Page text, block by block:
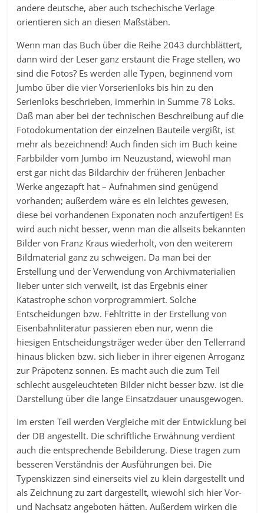
andere deutsche, aber auch tschechische Verlage
orientieren sich an diesen Maßstäben.
Wenn man das Buch über die Reihe 2043 durchblättert,
dann wird der Leser ganz erstaunt die Frage stellen, wo
sind die Fotos? Es werden alle Typen, beginnend vom
Jumbo über die vier Vorserienloks bis hin zu den
Serienloks beschrieben, immerhin in Summe 78 Loks.
Daß man aber bei der technischen Beschreibung auf die
Fotodokumentation der einzelnen Bauteile vergißt, ist
mehr als bezeichnend! Auch finden sich im Buch keine
Farbbilder vom Jumbo im Neuzustand, wiewohl man
erst gar nicht das Bildarchiv der früheren Jenbacher
Werke angezapft hat – Aufnahmen sind genügend
vorhanden; außerdem wäre es ein leichtes gewesen,
diese bei vorhandenen Exponaten noch anzufertigen! Es
wird auch nicht besser, wenn man die allseits bekannten
Bilder von Franz Kraus wiederholt, von den weiterem
Bildmaterial ganz zu schweigen. Da man bei der
Erstellung und der Verwendung von Archivmaterialien
lieber unter sich verweilt, ist das Ergebnis einer
Katastrophe schon vorprogrammiert. Solche
Entscheidungen bzw. Fehltritte in der Erstellung von
Eisenbahnliteratur passieren eben nur, wenn die
hiesigen Entscheidungsträger weder über den Tellerrand
hinaus blicken bzw. sich lieber in ihrer eigenen Arroganz
zur Präpotenz sonnen. Es macht auch die zum Teil
schlecht ausgeleuchteten Bilder nicht besser bzw. ist die
Darstellung über die lange Einsatzdauer unausgewogen.
Im ersten Teil werden Vergleiche mit der Entwicklung bei
der DB angestellt. Die schriftliche Erwähnung verdient
auch die entsprechende Bebilderung. Diese tragen zum
besseren Verständnis der Ausführungen bei. Die
Typenskizzen sind einerseits viel zu klein dargestellt und
als Zeichnung zu zart dargestellt, wiewohl sich hier Vor-
und Nachsatz angeboten hätten. Außerdem wirken die